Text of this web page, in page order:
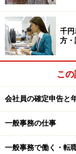
きない、となって
3ヶ月働いては放
ば、有休もつかな
(大前さんがスペ
月8日。4月から
「そんなものに頼
と言われてしま
千
方
こ
会社員の確定申告と
一般事務の仕事
一般事務で働く・転